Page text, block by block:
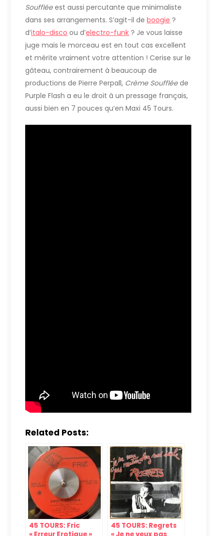
Souffléeest aussi percutante que minimaliste
dans ses arrangements. S’agit-il deboogie ?
d’italo-disco ou d’electro-funk ? Je vous laisse
juge mais le morceau est en tout cas excellent
et mérite vraiment votre attention ! Cerise sur le
gâteau, contrairement à beaucoup de
productions de Pierre Perpall, Crème Souffléede
Purple Flash a eu le droit à un pressage français,
aussi bien en 7 pouces qu’en Maxi 45 Tours.
Related Posts:
45 TOURS: Fric
45 TOURS: Regrets